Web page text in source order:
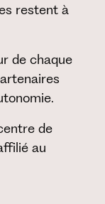
restent à
de chaque
de
au